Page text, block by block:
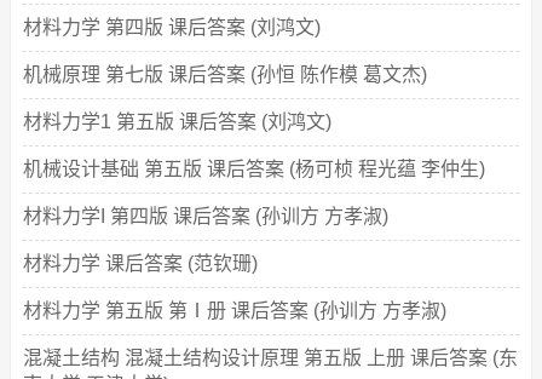
材料力学 第四版 课后答案 (刘鸿文)
机械原理 第七版 课后答案 (孙恒 陈作模 葛文杰)
材料力学1 第五版 课后答案 (刘鸿文)
机械设计基础 第五版 课后答案 (杨可桢 程光蕴 李仲生)
材料力学I 第四版 课后答案 (孙训方 方孝淑)
材料力学 课后答案 (范钦珊)
材料力学 第五版 第Ⅰ册 课后答案 (孙训方 方孝淑)
混凝土结构 混凝土结构设计原理 第五版 上册 课后答案 (东